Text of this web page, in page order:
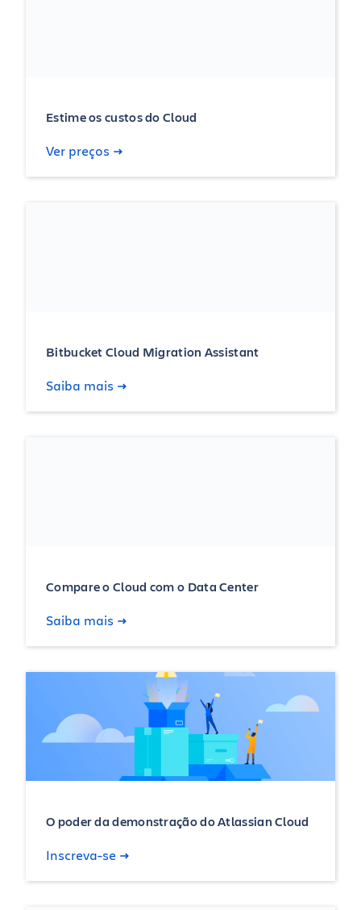
Estime os custos do Cloud
Ver preços
Bitbucket Cloud Migration Assistant
Saiba mais
Compare o Cloud com o Data Center
Saiba mais
O poder da demonstração do Atlassian Cloud
Inscreva-se